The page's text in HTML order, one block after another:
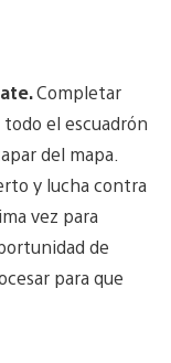
Completar
el escuadrón
del mapa.
y lucha contra
vez para
de
para que